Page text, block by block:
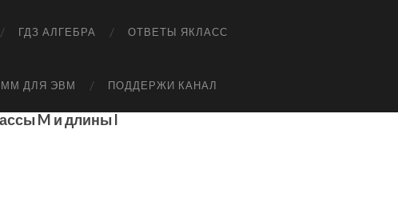
ГДЗ АЛГЕБРА ОТВЕТЫ ЯКЛАСС
ДЛЯ ЭВМ ПОДДЕРЖИ КАНАЛ
M и длины l